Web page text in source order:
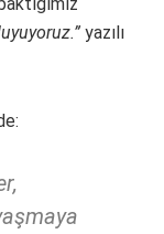
yazılı